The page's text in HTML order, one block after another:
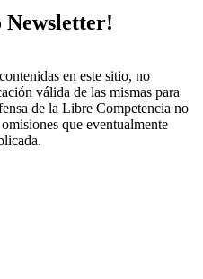
Newsletter!
en este sitio, no
válida de las mismas para
de la Libre Competencia no
que eventualmente